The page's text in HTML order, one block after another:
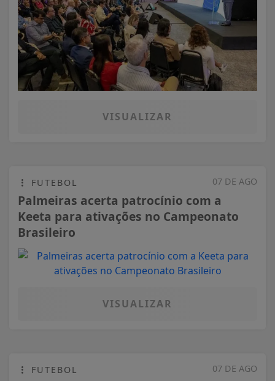
VISUALIZAR
07 DE AGO
FUTEBOL
Palmeiras acerta patrocínio com a
Keeta para ativações no Campeonato
Brasileiro
VISUALIZAR
07 DE AGO
FUTEBOL